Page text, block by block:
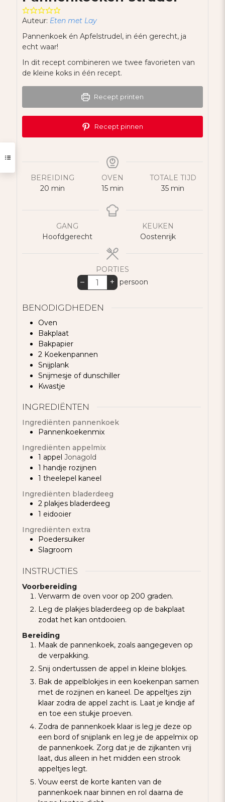
Auteur: Eten met Lay
Pannenkoek én Apfelstrudel, in één gerecht, ja
echt waar!
In dit recept combineren we twee favorieten van
de kleine koks in één recept.
Recept printen
Recept pinnen
BEREIDING
20minuten
min
OVEN
15minuten
min
TOTALE TIJD
35minuten
min
GANG
Hoofdgerecht
KEUKEN
Oostenrijk
PORTIES
– + persoon
BENODIGDHEDEN
Oven
Bakplaat
Bakpapier
2 Koekenpannen
Snijplank
Snijmesje of dunschiller
Kwastje
INGREDIËNTEN
Ingrediënten pannenkoek
Pannenkoekenmix
Ingrediënten appelmix
1 appel Jonagold
1 handje rozijnen
1 theelepel kaneel
Ingrediënten bladerdeeg
2 plakjes bladerdeeg
1 eidooier
Ingrediënten extra
Poedersuiker
Slagroom
INSTRUCTIES
Voorbereiding
Verwarm de oven voor op 200 graden.
Leg de plakjes bladerdeeg op de bakplaat
zodat het kan ontdooien.
Bereiding
Maak de pannenkoek, zoals aangegeven op
de verpakking.
Snij ondertussen de appel in kleine blokjes.
Bak de appelblokjes in een koekenpan samen
met de rozijnen en kaneel. De appeltjes zijn
klaar zodra de appel zacht is. Laat je kindje af
en toe een stukje proeven.
Zodra de pannenkoek klaar is leg je deze op
een bord of snijplank en leg je de appelmix op
de pannenkoek. Zorg dat je de zijkanten vrij
laat, dus alleen in het midden een strook
appeltjes legt.
Vouw eerst de korte kanten van de
pannenkoek naar binnen en rol daarna de